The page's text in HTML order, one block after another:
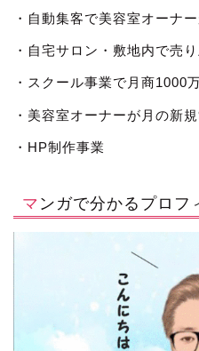
・自動集客で美容室オーナ
・自宅サロン・敷地内で売
・スクール事業で月商1000
・美容室オーナーが月の新
・HP制作事業
マンガで分かるプロフ